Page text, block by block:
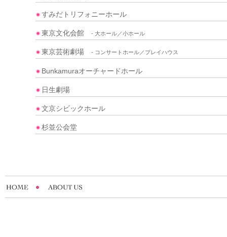
すみだトリフォニーホール
東京文化会館 - 大ホール／小ホール
東京芸術劇場 - コンサートホール／プレイハウス
Bunkamuraオーチャードホール
日生劇場
文京シビックホール
杉並公会堂